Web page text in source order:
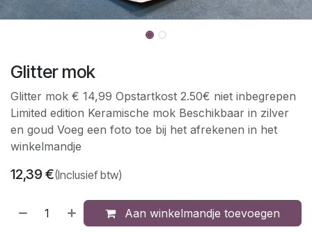
Glitter mok
Glitter mok € 14,99 Opstartkost 2.50€ niet inbegrepen
Limited edition Keramische mok Beschikbaar in zilver
en goud Voeg een foto toe bij het afrekenen in het
winkelmandje
12,39€(Inclusief btw)
Aan winkelmandje toevoegen